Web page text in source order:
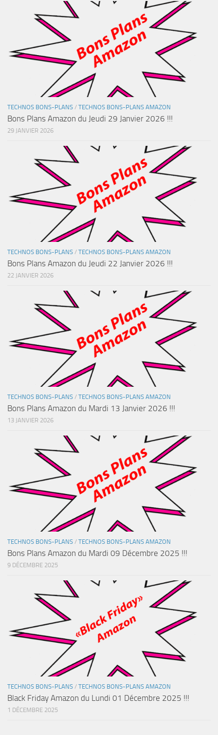
TECHNOS BONS-PLANS / TECHNOS BONS-PLANS AMAZON
Bons Plans Amazon du Jeudi 29 Janvier 2026 !!!
29 JANVIER 2026
TECHNOS BONS-PLANS / TECHNOS BONS-PLANS AMAZON
Bons Plans Amazon du Jeudi 22 Janvier 2026 !!!
22 JANVIER 2026
TECHNOS BONS-PLANS / TECHNOS BONS-PLANS AMAZON
Bons Plans Amazon du Mardi 13 Janvier 2026 !!!
13 JANVIER 2026
TECHNOS BONS-PLANS / TECHNOS BONS-PLANS AMAZON
Bons Plans Amazon du Mardi 09 Décembre 2025 !!!
9 DÉCEMBRE 2025
TECHNOS BONS-PLANS / TECHNOS BONS-PLANS AMAZON
Black Friday Amazon du Lundi 01 Décembre 2025 !!!
1 DÉCEMBRE 2025